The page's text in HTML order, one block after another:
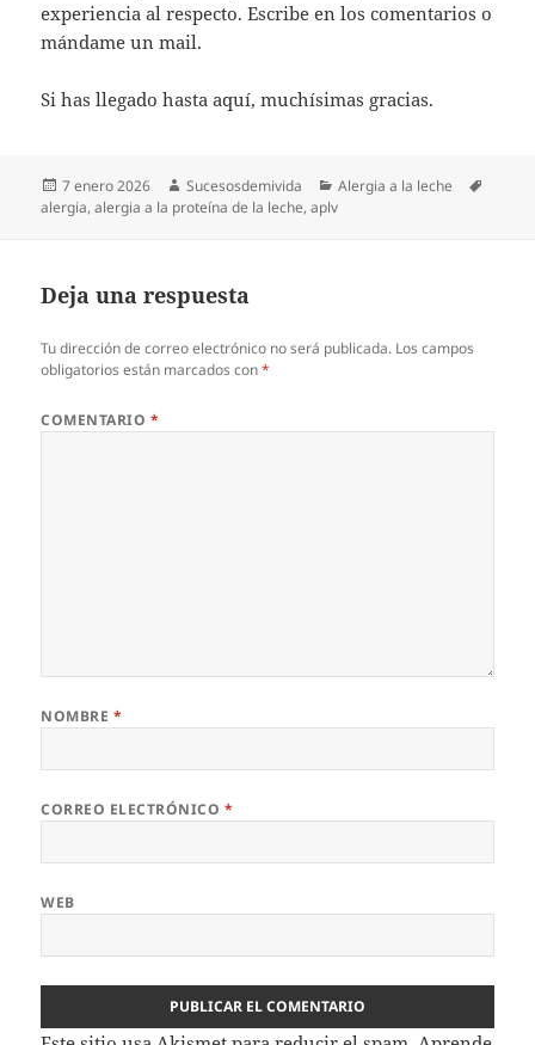
experiencia al respecto. Escribe en los comentarios o
mándame un mail.
Si has llegado hasta aquí, muchísimas gracias.
Publicado
el
7 enero 2026 Autor
Sucesosdemivida Categorías
Alergia a la leche
alergia,alergia a la proteína de la leche,aplv
Deja una respuesta
Tu dirección de correo electrónico no será publicada. Los campos
obligatorios están marcados con*
COMENTARIO *
NOMBRE *
CORREO ELECTRÓNICO *
WEB